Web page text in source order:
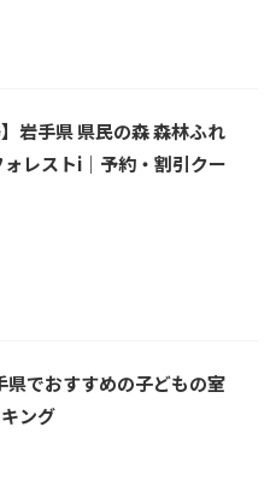
】岩手県 県民の森 森林ふれ
レストi｜予約・割引クー
県でおすすめの子どもの室
ング